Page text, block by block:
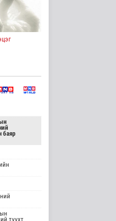
Үндэсний
өмнө
но..
өмнө
өмнө
ийн нэн
өмнө
баяр
түүхт